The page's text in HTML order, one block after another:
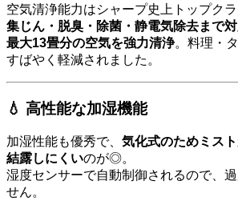
空気清浄能力はシャープ史上トップクラ
集じん・脱臭・除菌・静電気除去まで
最大13畳分の空気を強力清浄。料理・
すばやく軽減されました。
💧 高性能な加湿機能
加湿性能も優秀で、 気化式のためミス
結露しにくいのが◎。
湿度センサーで自動制御されるので、
せん。